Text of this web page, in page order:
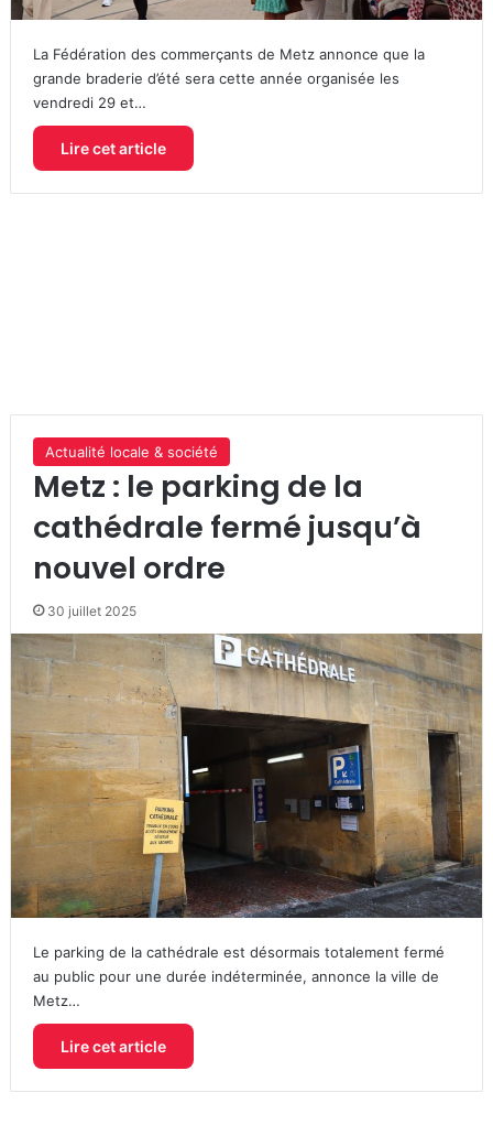
La Fédération des commerçants de Metz annonce que la
grande braderie d’été sera cette année organisée les
vendredi 29 et…
Lire cet article
Actualité locale & société
Metz : le parking de la
cathédrale fermé jusqu’à
nouvel ordre
30 juillet 2025
Le parking de la cathédrale est désormais totalement fermé
au public pour une durée indéterminée, annonce la ville de
Metz…
Lire cet article